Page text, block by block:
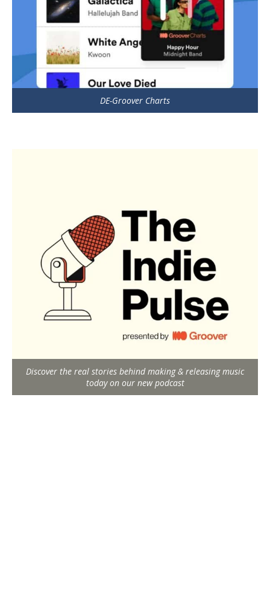
DE-Groover Charts
Discover the real stories behind making & releasing music
today on our new podcast